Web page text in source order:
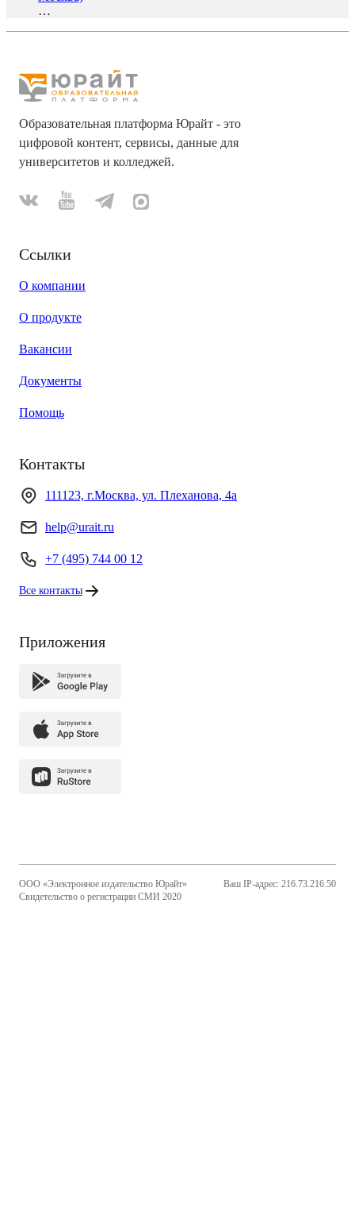
…
Образовательная платформа Юрайт - это
цифровой контент, сервисы, данные для
университетов и колледжей.
Ссылки
О компании
О продукте
Вакансии
Документы
Помощь
Контакты
111123, г.Москва, ул. Плеханова, 4а
help@urait.ru
+7 (495) 744 00 12
Все контакты
Приложения
ООО «Электронное издательство Юрайт»
Свидетельство о регистрации СМИ 2020
Ваш IP-адрес: 216.73.216.50